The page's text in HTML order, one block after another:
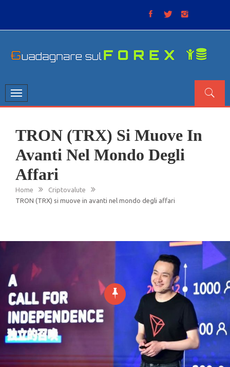
Toggle
navigation
TRON (TRX) Si Muove In
Avanti Nel Mondo Degli
Affari
Home
Criptovalute
TRON (TRX) si muove in avanti nel mondo degli affari